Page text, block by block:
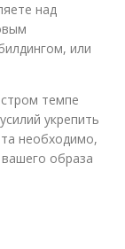
над
или
темпе
укрепить
необходимо,
образа